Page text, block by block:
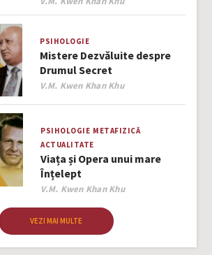
PSIHOLOGIE
Mistere Dezvăluite despre
Drumul Secret
Author
V.M. Kwen Khan Khu
PSIHOLOGIE METAFIZICĂ
ACTUALITATE
Viața și Opera unui mare
Înțelept
Author
V.M. Kwen Khan Khu
VEZI MAI MULTE